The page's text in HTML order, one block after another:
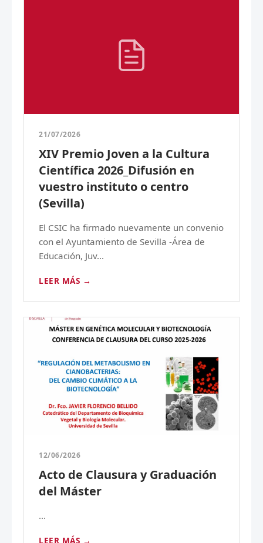
21/07/2026
XIV Premio Joven a la Cultura
Científica 2026_Difusión en
vuestro instituto o centro
(Sevilla)
El CSIC ha firmado nuevamente un convenio
con el Ayuntamiento de Sevilla -Área de
Educación, Juv...
LEER MÁS →
12/06/2026
Acto de Clausura y Graduación
del Máster
...
LEER MÁS →